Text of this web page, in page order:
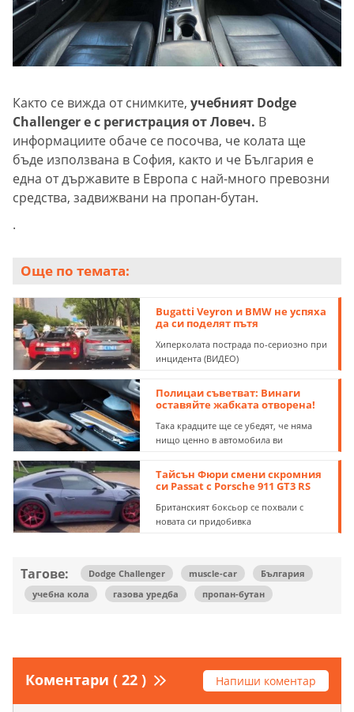
Както се вижда от снимките, учебният Dodge
Challenger е с регистрация от Ловеч. В
информациите обаче се посочва, че колата ще
бъде използвана в София, както и че България е
една от държавите в Европа с най-много превозни
средства, задвижвани на пропан-бутан.
.
Още по темата:
Bugatti Veyron и BMW не успяха
да си поделят пътя
Хиперколата пострада по-сериозно при
инцидента (ВИДЕО)
Полицаи съветват: Винаги
оставяйте жабката отворена!
Така крадците ще се убедят, че няма
нищо ценно в автомобила ви
Тайсън Фюри смени скромния
си Passat с Porsche 911 GT3 RS
Британският боксьор се похвали с
новата си придобивка
Тагове: Dodge Challenger muscle-car
България
учебна кола
газова уредба пропан-бутан
Коментари ( 22 ) Напиши коментар